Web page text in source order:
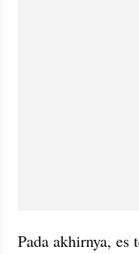
Pada akhirnya,